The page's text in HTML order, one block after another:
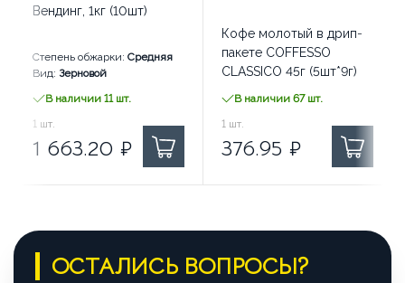
Вендинг, 1кг (10шт)
Степень обжарки: Средняя
Вид: Зерновой
В наличии 11 шт.
1 663.20
1 шт.
1 663.20 ₽
Кофе молотый в дрип-
пакете COFFESSO
CLASSICO 45г (5шт*9г)
В наличии 67 шт.
376.95
1 шт.
376.95 ₽
ОСТАЛИСЬ ВОПРОСЫ?